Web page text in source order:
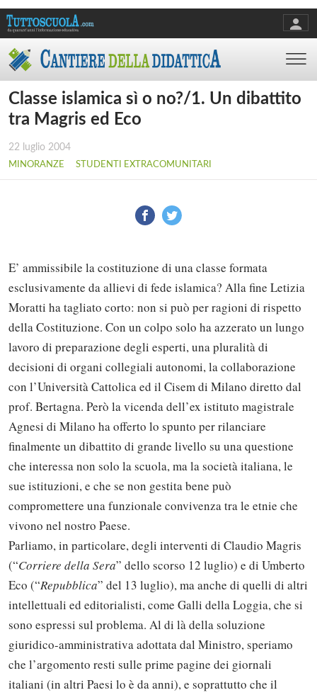
Classe islamica sì o no?/1. Un dibattito
tra Magris ed Eco
22 luglio 2004
MINORANZE STUDENTI EXTRACOMUNITARI
E’ ammissibile la costituzione di una classe formata
esclusivamente da allievi di fede islamica? Alla fine Letizia
Moratti ha tagliato corto: non si può per ragioni di rispetto
della Costituzione. Con un colpo solo ha azzerato un lungo
lavoro di preparazione degli esperti, una pluralità di
decisioni di organi collegiali autonomi, la collaborazione
con l’Università Cattolica ed il Cisem di Milano diretto dal
prof. Bertagna. Però la vicenda dell’ex istituto magistrale
Agnesi di Milano ha offerto lo spunto per rilanciare
finalmente un dibattito di grande livello su una questione
che interessa non solo la scuola, ma la società italiana, le
sue istituzioni, e che se non gestita bene può
compromettere una funzionale convivenza tra le etnie che
vivono nel nostro Paese.
Parliamo, in particolare, degli interventi di Claudio Magris
(“Corriere della Sera” dello scorso 12 luglio) e di Umberto
Eco (“Repubblica” del 13 luglio), ma anche di quelli di altri
intellettuali ed editorialisti, come Galli della Loggia, che si
sono espressi sul problema. Al di là della soluzione
giuridico-amministrativa adottata dal Ministro, speriamo
che l’argomento resti sulle prime pagine dei giornali
italiani (in altri Paesi lo è da anni), e soprattutto che il